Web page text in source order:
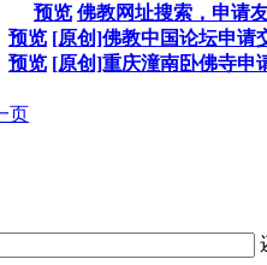
预览 佛教网址搜索，申请
预览 [原创]佛教中国论坛申请
预览 [原创]重庆潼南卧佛寺申
页